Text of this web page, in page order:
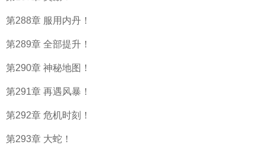
第288章 服用内丹！
第289章 全部提升！
第290章 神秘地图！
第291章 再遇风暴！
第292章 危机时刻！
第293章 大蛇！